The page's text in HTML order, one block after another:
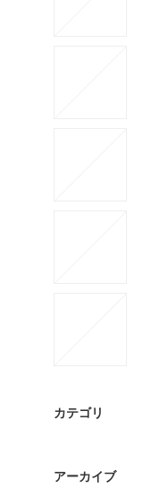
カテゴリ
アーカイブ